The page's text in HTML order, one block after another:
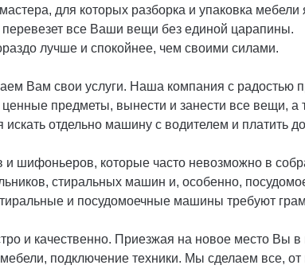
для которых разборка и упаковка
перевезет все Ваши вещи без единой царапины.
лучше и спокойнее, чем своими силами.
Вам свои услуги. Наша компания с радостью
предметы, вынести и занести все вещи, а
отдельно машину с водителем и платить
шифоньеров, которые часто невозможно в
стиральных машин и, особенно,
и посудомоечные машины требуют
и качественно. Приезжая на новое место Вы в
подключение техники. Мы сделаем все,